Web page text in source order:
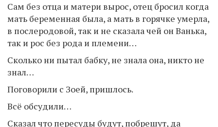
Сам без отца и матери вырос, отец бросил когда
мать беременная была, а мать в горячке умерла,
в послеродовой, так и не сказала чей он Ванька,
так и рос без рода и племени…
Сколько ни пытал бабку, не знала она, никто не
знал…
Поговорили с Зоей, пришлось.
Всё обсудили…
Сказал что пересуды будут, побрешут, да